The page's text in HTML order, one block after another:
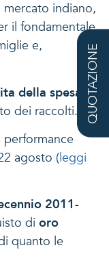
indiano,
il fondamentale
e,
della spesa in
dei raccolti.
agosto (leggi
2011-
di oro
quanto le
QUOTAZIONE